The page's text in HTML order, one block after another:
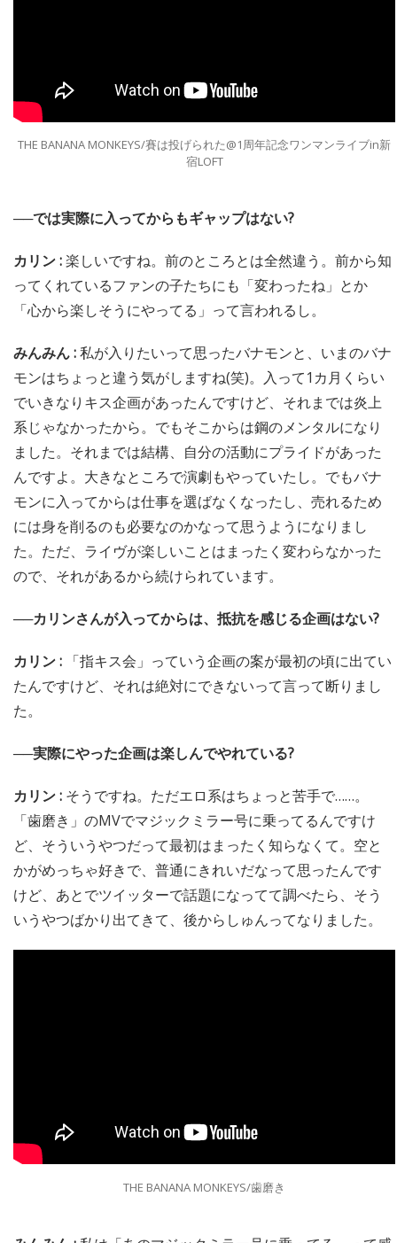
THE BANANA MONKEYS/賽は投げられた@1周年記念ワンマンライブin新
宿LOFT
──では実際に入ってからもギャップはない?
カリン :楽しいですね。前のところとは全然違う。前から知
ってくれているファンの子たちにも「変わったね」とか
「心から楽しそうにやってる」って言われるし。
みんみん :私が入りたいって思ったバナモンと、いまのバナ
モンはちょっと違う気がしますね(笑)。入って1カ月くらい
でいきなりキス企画があったんですけど、それまでは炎上
系じゃなかったから。でもそこからは鋼のメンタルになり
ました。それまでは結構、自分の活動にプライドがあった
んですよ。大きなところで演劇もやっていたし。でもバナ
モンに入ってからは仕事を選ばなくなったし、売れるため
には身を削るのも必要なのかなって思うようになりまし
た。ただ、ライヴが楽しいことはまったく変わらなかった
ので、それがあるから続けられています。
──カリンさんが入ってからは、抵抗を感じる企画はない?
カリン : 「指キス会」っていう企画の案が最初の頃に出てい
たんですけど、それは絶対にできないって言って断りまし
た。
──実際にやった企画は楽しんでやれている?
カリン : そうですね。ただエロ系はちょっと苦手で……。
「歯磨き」のMVでマジックミラー号に乗ってるんですけ
ど、そういうやつだって最初はまったく知らなくて。空と
かがめっちゃ好きで、普通にきれいだなって思ったんです
けど、あとでツイッターで話題になってて調べたら、そう
いうやつばかり出てきて、後からしゅんってなりました。
THE BANANA MONKEYS/歯磨き